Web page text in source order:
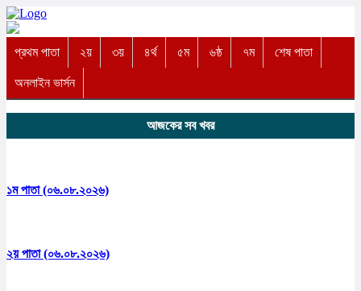
প্রথম পাতা ২য় ৩য় ৪র্থ ৫ম ৬ষ্ঠ ৭ম শেষ পাতা
অনলাইন ভার্সন
আজকের সব খবর
১ম পাতা (০৬.০৮.২০২৬)
২য় পাতা (০৬.০৮.২০২৬)